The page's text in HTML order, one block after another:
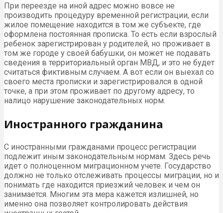
При переезде на иной адрес можно вовсе не
производить процедуру временной регистрации, если
жилое помещение находится в том же субъекте, где
оформлена постоянная прописка. То есть если взрослый
ребенок зарегистрирован у родителей, но проживает в
том же городе у своей бабушки, он может не подавать
сведения в территориальный орган МВД, и это не будет
считаться фиктивным случаем. А вот если он выехал со
своего места прописки и зарегистрировался в одной
точке, а при этом проживает по другому адресу, то
налицо нарушение законодательных норм.
Иностранного гражданина
С иностранными гражданами процесс регистрации
подлежит иным законодательным нормам. Здесь речь
идет о полноценном миграционном учете. Государство
должно не только отслеживать процессы миграции, но и
понимать где находится приезжий человек и чем он
занимается. Многим эта мера кажется излишней, но
именно она позволяет контролировать действия